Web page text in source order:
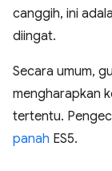
canggih, ini
diingat.
Secara umum,
mengharapkan
tertentu.
panah ES5.